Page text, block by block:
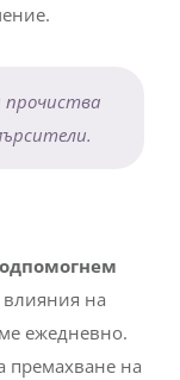
влияния на
ежедневно.
премахване на